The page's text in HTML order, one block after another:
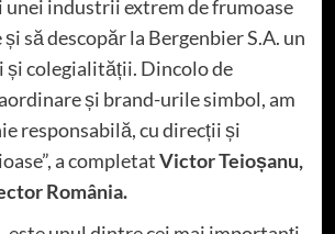
industrii extrem de frumoase
să descopăr la Bergenbier S.A. un
și colegialității. Dincolo de
și brand-urile simbol, am
responsabilă, cu direcții și
a completatVictor Teioșanu,
România.